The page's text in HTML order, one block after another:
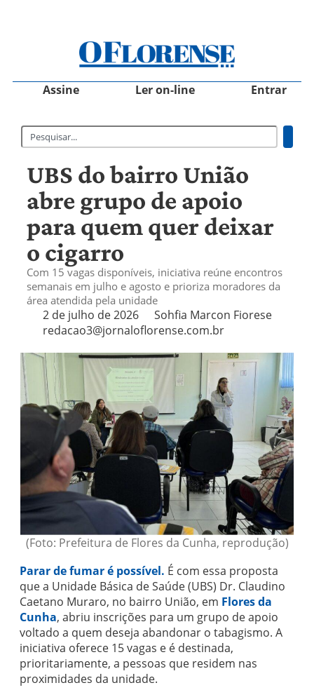
Assine Ler on-line Entrar
UBS do bairro União
abre grupo de apoio
para quem quer deixar
o cigarro
Com 15 vagas disponíveis, iniciativa reúne encontros
semanais em julho e agosto e prioriza moradores da
área atendida pela unidade
2 de julho de 2026
Sohfia Marcon Fiorese
redacao3@jornaloflorense.com.br
(Foto: Prefeitura de Flores da Cunha, reprodução)
Parar de fumar é possível. É com essa proposta
que a Unidade Básica de Saúde (UBS) Dr. Claudino
Caetano Muraro, no bairro União, em Flores da
Cunha, abriu inscrições para um grupo de apoio
voltado a quem deseja abandonar o tabagismo. A
iniciativa oferece 15 vagas e é destinada,
prioritariamente, a pessoas que residem nas
proximidades da unidade.